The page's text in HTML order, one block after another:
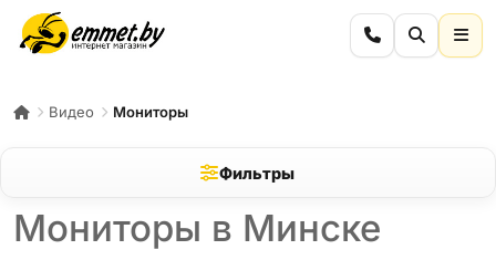
Видео Мониторы
Фильтры
Мониторы в Минске